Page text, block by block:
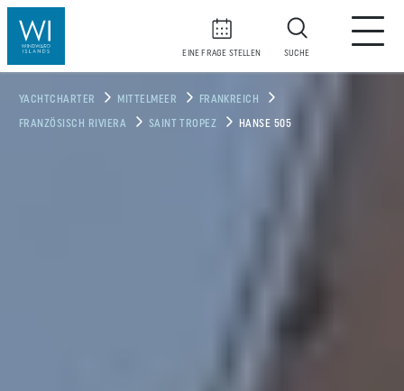
EINE FRAGE STELLEN SUCHE
YACHTCHARTER MITTELMEER FRANKREICH
FRANZÖSISCH RIVIERA SAINT TROPEZ HANSE 505